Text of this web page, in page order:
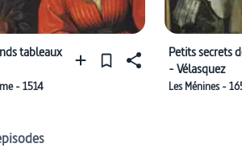
tableaux
- 1514
Petits secrets
- Vélasquez
Les Ménines -